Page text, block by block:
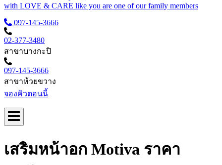
with LOVE & CARE like you are one of our family members
097-145-3666
02-377-3480
สาขาบางกะปิ
097-145-3666
สาขาห้วยขวาง
จองคิวตอนนี้
เสริมหน้าอก Motiva ราคา